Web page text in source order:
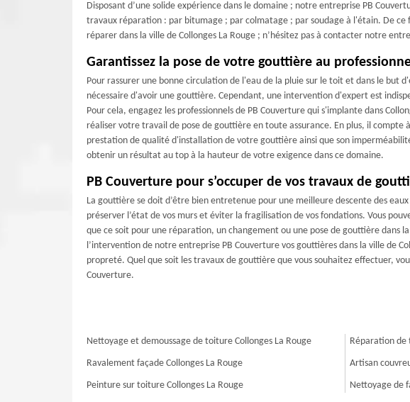
Disposant d’une solide expérience dans le domaine ; notre entreprise PB
travaux réparation : par bitumage ; par colmatage ; par soudage à l'étain. De ce
réparer dans la ville de Collonges La Rouge ; n’hésitez pas à contacter notre
Garantissez la pose de votre gouttière au
Pour rassurer une bonne circulation de l'eau de la pluie sur le toit et dans le
nécessaire d'avoir une gouttière. Cependant, une intervention d'expert est
Pour cela, engagez les professionnels de PB Couverture qui s'implante dans
réaliser votre travail de pose de gouttière en toute assurance. En plus, il compte
prestation de qualité d'installation de votre gouttière ainsi que son
obtenir un résultat au top à la hauteur de votre exigence dans ce domaine.
PB Couverture pour s’occuper de vos travaux de
La gouttière se doit d’être bien entretenue pour une meilleure descente des
préserver l’état de vos murs et éviter la fragilisation de vos fondations. Vous
que ce soit pour une réparation, un changement ou une pose de gouttière dans
l’intervention de notre entreprise PB Couverture vos gouttières dans la ville de
propreté. Quel que soit les travaux de gouttière que vous souhaitez effectuer,
Couverture.
Nettoyage et demoussage de toiture Collonges La Rouge
Ravalement façade Collonges La Rouge
Peinture sur toiture Collonges La Rouge
Réparation de
Artisan
Nettoyage de